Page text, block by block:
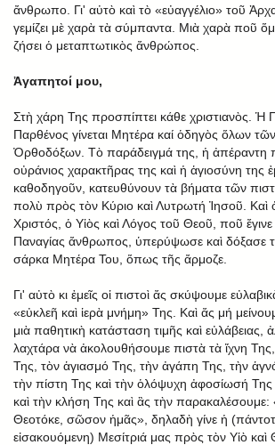
ἄνθρωπο. Γι' αὐτὸ καὶ τὸ «εὐαγγέλιο» τοῦ
γεμίζει μὲ χαρὰ τὰ σύμπαντα. Μιὰ χαρὰ ποῦ
ζήσει ὁ μεταπτωτικὸς ἄνθρώπος.
Ἀγαπητοί μου,
Στὴ χάρη Της προσπίπτει κάθε χριστιανὸς. Ἡ
Παρθένος γίνεται Μητέρα καί ὁδηγὸς ὅλων τῶν
Ὀρθοδόξων. Τὸ παράδειγμά της, ἡ ἀπέραντη
οὐράνιος χαρακτῆρας της καὶ ἡ ἁγιοσύνη της
καθοδηγοῦν, κατευθύνουν τὰ βήματα τῶν
πολὺ πρὸς τὸν Κύριο καὶ Λυτρωτή Ἰησοῦ. Καὶ
Χριστός, ὁ Υἱὸς καὶ Λόγος τοῦ Θεοῦ, ποῦ ἔγινε
Παναγίας ἄνθρωπος, ὑπερύψωσε καὶ δόξασε
σάρκα Μητέρα Του, ὅπως τῆς ἄρμοζε.
Γι' αὐτὸ κι ἐμεῖς οἱ πιστοὶ ἄς σκύψουμε
«εὐκλεῆ καὶ ἱερὰ μνήμη» Της. Καὶ ἄς μή
μιὰ παθητικὴ κατάσταση τιμῆς καὶ εὐλάβειας,
λαχτάρα νὰ ἀκολουθήσουμε πιστὰ τὰ ἴχνη
Της, τὸν ἁγιασμό Της, τὴν ἀγάπη Της, τὴν
τὴν πίστη Της καὶ τὴν ὁλόψυχη ἀφοσίωσή
καὶ τὴν κλήση Της καὶ ἂς τὴν
Θεοτόκε, σῶσον ἡμᾶς», δηλαδὴ γίνε ἡ
εἰσακουόμενη) Μεσίτριά μας πρὸς τὸν Υἱὸ καὶ